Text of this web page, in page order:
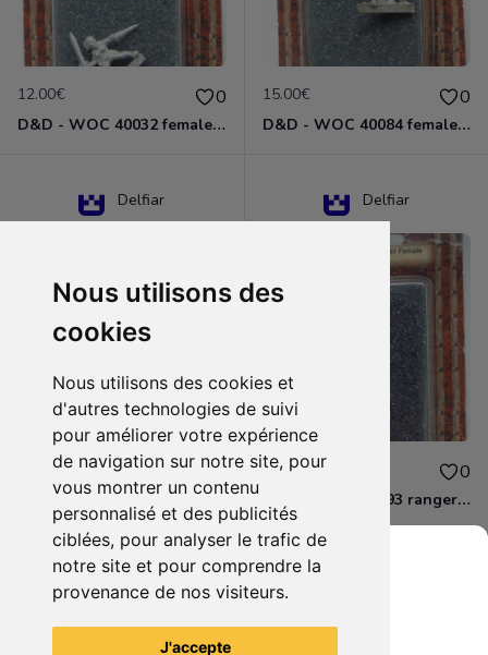
Nous utilisons des
cookies
Nous utilisons des cookies et
d'autres technologies de suivi
pour améliorer votre expérience
de navigation sur notre site, pour
vous montrer un contenu
personnalisé et des publicités
ciblées, pour analyser le trafic de
notre site et pour comprendre la
provenance de nos visiteurs.
J'accepte
12.00€ 0
D&D - WOC 40032 female halfling rogue Miniature - Donjons Dragons
15.00€ 0
D&D - WOC 40084 female human wizard Miniature - Donjons Dragons
Delfiar
15.00€ 0
D&D - 88286 paladin human male Miniature - Donjons Dragons
Delfiar
12.00€ 0
D&D - WOC 40093 ranger human female Miniature - Donjons Dragons
Voir tous les articles du vendeur
Grenier du Geek